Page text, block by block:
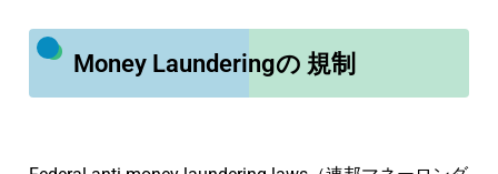
Money Launderingの 規制